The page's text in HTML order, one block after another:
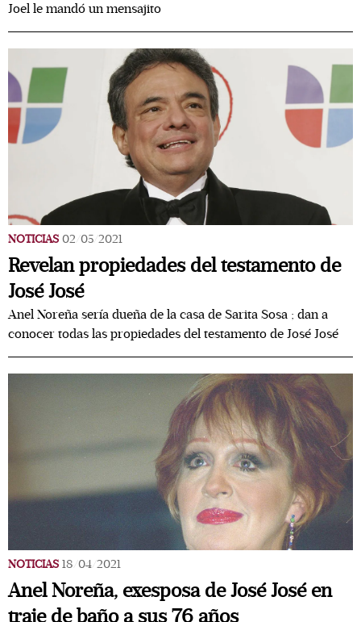
Joel le mandó un mensajito
NOTICIAS 02/05/2021
Revelan propiedades del testamento de
José José
Anel Noreña sería dueña de la casa de Sarita Sosa ; dan a
conocer todas las propiedades del testamento de José José
NOTICIAS 18/04/2021
Anel Noreña, exesposa de José José en
traje de baño a sus 76 años